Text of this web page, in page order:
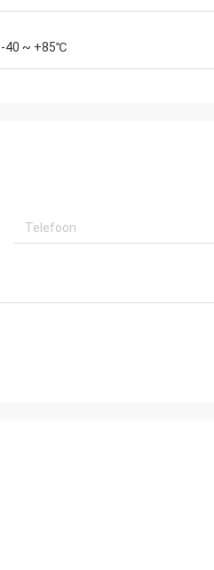
-40 ~ +85℃